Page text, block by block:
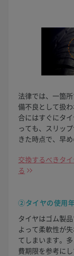
法律では、一箇
備不良として扱
合にはすぐにタ
っても、スリッ
きた時点で、早
交換するべきタ
る
②タイヤの使用
タイヤはゴム製
よって柔軟性が
てしまいます。
費期限を参考にし